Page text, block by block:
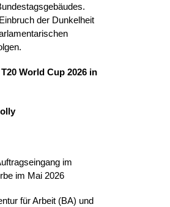
der Dunkelheit
World Cup 2026 in
im
im Mai 2026
für Arbeit (BA) und